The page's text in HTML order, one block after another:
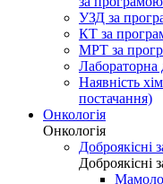
УЗД за
КТ за
МРТ за
Наявність
постачання)
Онкологія
Онкологія
Доброякісні
Доброякісні